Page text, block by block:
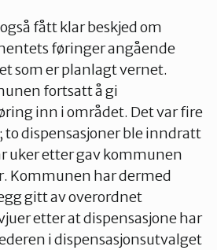
fått klar beskjed om
føringer angående
som er planlagt vernet.
fortsatt å gi
inn i området. Det var fire
to dispensasjoner ble inndratt
uker etter gav kommunen
Kommunen har dermed
gitt av overordnet
etter at dispensasjone har
i dispensasjonsutvalget